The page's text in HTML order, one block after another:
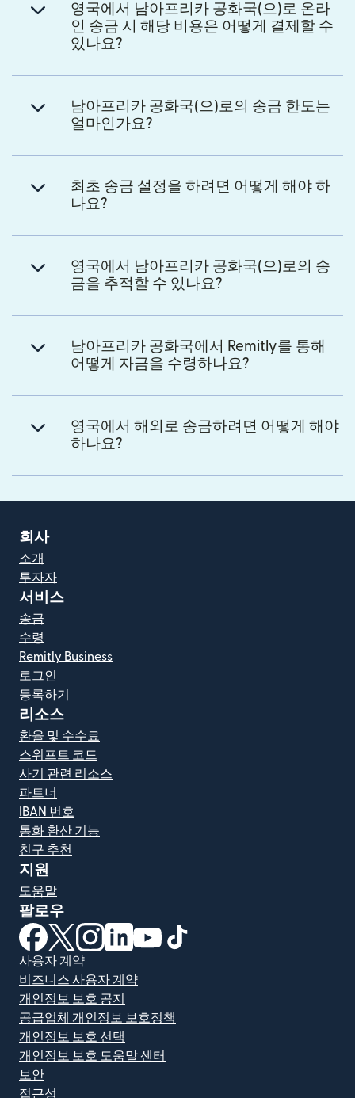
영국에서 남아프리카 공화국(으)로 온라
인 송금 시 해당 비용은 어떻게 결제할 수
있나요?
남아프리카 공화국(으)로의 송금 한도는
얼마인가요?
최초 송금 설정을 하려면 어떻게 해야 하
나요?
영국에서 남아프리카 공화국(으)로의 송
금을 추적할 수 있나요?
남아프리카 공화국에서 Remitly를 통해
어떻게 자금을 수령하나요?
영국에서 해외로 송금하려면 어떻게 해야
하나요?
회사
소개
투자자
서비스
송금
수령
Remitly Business
로그인
등록하기
리소스
환율 및 수수료
스위프트 코드
사기 관련 리소스
파트너
IBAN 번호
통화 환산 기능
친구 추천
지원
도움말
팔로우
(새 창에서 열림)
(새 창에서 열림)
(새 창에서 열림)
(새 창에서 열림)
(새 창에서 열림)
사용자 계약
비즈니스 사용자 계약
개인정보 보호 공지
공급업체 개인정보 보호정책
개인정보 보호 선택
개인정보 보호 도움말 센터
보안
접근성